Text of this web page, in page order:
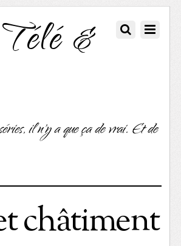
&
il n'y a que ça de vrai. Et de
châtiment